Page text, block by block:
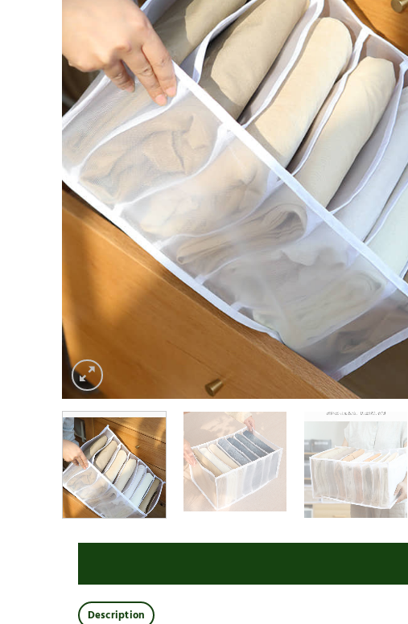
Description